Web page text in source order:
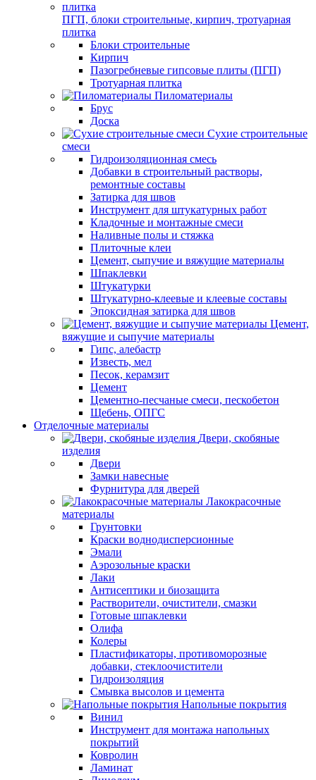
ПГП, блоки строительные, кирпич, тротуарная
плитка
Блоки строительные
Кирпич
Пазогребневые гипсовые плиты (ПГП)
Тротуарная плитка
Пиломатериалы
Брус
Доска
Сухие строительные
смеси
Гидроизоляционная смесь
Добавки в строительный растворы,
ремонтные составы
Затирка для швов
Инструмент для штукатурных работ
Кладочные и монтажные смеси
Наливные полы и стяжка
Плиточные клеи
Цемент, сыпучие и вяжущие материалы
Шпаклевки
Штукатурки
Штукатурно-клеевые и клеевые составы
Эпоксидная затирка для швов
Цемент,
вяжущие и сыпучие материалы
Гипс, алебастр
Известь, мел
Песок, керамзит
Цемент
Цементно-песчаные смеси, пескобетон
Щебень, ОПГС
Отделочные материалы
Двери, скобяные
изделия
Двери
Замки навесные
Фурнитура для дверей
Лакокрасочные
материалы
Грунтовки
Краски воднодисперсионные
Эмали
Аэрозольные краски
Лаки
Антисептики и биозащита
Растворители, очистители, смазки
Готовые шпаклевки
Олифа
Колеры
Пластификаторы, противоморозные
добавки, стеклоочистители
Гидроизоляция
Смывка высолов и цемента
Напольные покрытия
Винил
Инструмент для монтажа напольных
покрытий
Ковролин
Ламинат